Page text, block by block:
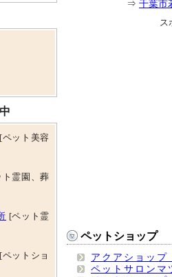
⇒ 千葉市
ス
ペットショップ
アクアショップ
ペットサロンマ
[ペット美容
ト霊園、葬
[ペット霊
[ペットショ